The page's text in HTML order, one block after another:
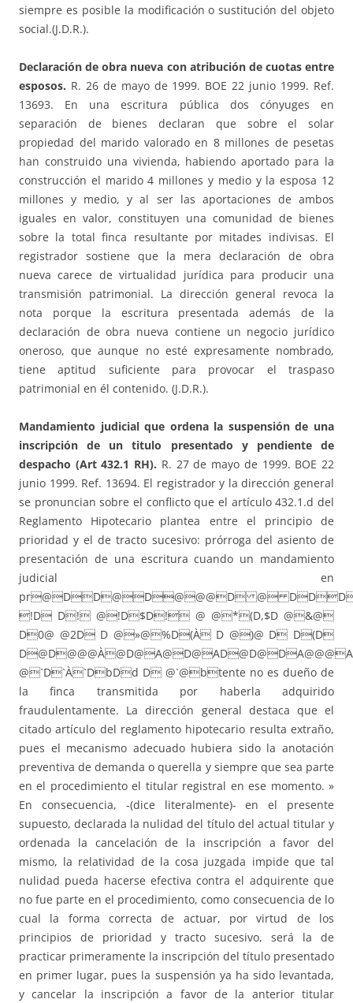
siempre es posible la modificación o sustitución del objeto
social.(J.D.R.).
Declaración de obra nueva con atribución de cuotas entre
esposos. R. 26 de mayo de 1999. BOE 22 junio 1999. Ref.
13693. En una escritura pública dos cónyuges en
separación de bienes declaran que sobre el solar
propiedad del marido valorado en 8 millones de pesetas
han construido una vivienda, habiendo aportado para la
construcción el marido 4 millones y medio y la esposa 12
millones y medio, y al ser las aportaciones de ambos
iguales en valor, constituyen una comunidad de bienes
sobre la total finca resultante por mitades indivisas. El
registrador sostiene que la mera declaración de obra
nueva carece de virtualidad jurídica para producir una
transmisión patrimonial. La dirección general revoca la
nota porque la escritura presentada además de la
declaración de obra nueva contiene un negocio jurídico
oneroso, que aunque no esté expresamente nombrado,
tiene aptitud suficiente para provocar el traspaso
patrimonial en él contenido. (J.D.R.).
Mandamiento judicial que ordena la suspensión de una
inscripción de un titulo presentado y pendiente de
despacho (Art 432.1 RH). R. 27 de mayo de 1999. BOE 22
junio 1999. Ref. 13694. El registrador y la dirección general
se pronuncian sobre el conflicto que el artículo 432.1.d del
Reglamento Hipotecario plantea entre el principio de
prioridad y el de tracto sucesivo: prórroga del asiento de
presentación de una escritura cuando un mandamiento
judicial en
pr@DD@D@@@D @
!D D! @!D$D! @ @*(D,$D @&@
D0@ @2D D @»@%D(À D @)@ D D(D
@`D`À`DbDd D @`@btente no es dueño de
la finca transmitida por haberla adquirido
fraudulentamente. La dirección general destaca que el
citado artículo del reglamento hipotecario resulta extraño,
pues el mecanismo adecuado hubiera sido la anotación
preventiva de demanda o querella y siempre que sea parte
en el procedimiento el titular registral en ese momento. »
En consecuencia, -(dice literalmente)- en el presente
supuesto, declarada la nulidad del título del actual titular y
ordenada la cancelación de la inscripción a favor del
mismo, la relatividad de la cosa juzgada impide que tal
nulidad pueda hacerse efectiva contra el adquirente que
no fue parte en el procedimiento, como consecuencia de lo
cual la forma correcta de actuar, por virtud de los
principios de prioridad y tracto sucesivo, será la de
practicar primeramente la inscripción del título presentado
en primer lugar, pues la suspensión ya ha sido levantada,
y cancelar la inscripción a favor de la anterior titular